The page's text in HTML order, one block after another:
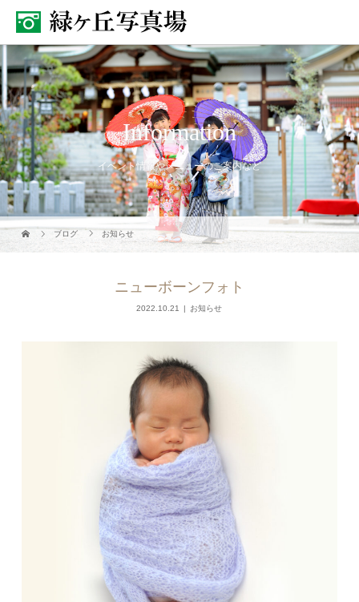
Information
イベント情報やメニューのご案内など
ブログ お知らせ
ニューボーンフォト
2022.10.21 お知らせ